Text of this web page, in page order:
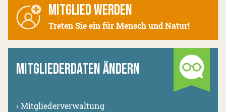
MITGLIED WERDEN
Treten Sie ein für Mensch und Natur!
MITGLIEDERDATEN ÄNDERN
› Mitgliederverwaltung